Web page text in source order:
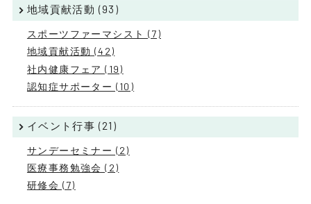
地域貢献活動 (93)
スポーツファーマシスト (7)
地域貢献活動 (42)
社内健康フェア (19)
認知症サポーター (10)
イベント行事 (21)
サンデーセミナー (2)
医療事務勉強会 (2)
研修会 (7)